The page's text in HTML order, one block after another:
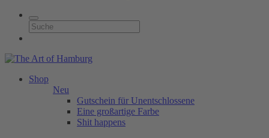
Shop
Neu
Gutschein für Unentschlossene
Eine großartige Farbe
Shit happens